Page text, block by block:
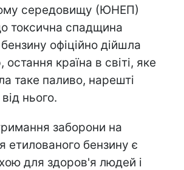
середовищу (ЮНЕП)
токсична спадщина
офіційно дійшла
країна в світі, яке
таке паливо, нарешті
нього.
заборони на
етилованого бензину є
для здоров'я людей і